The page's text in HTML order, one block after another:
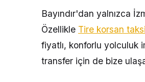
Bayındır'dan yalnızca
Özellikle Tire korsan taksi
fiyatlı, konforlu yolculuk
transfer için de bize